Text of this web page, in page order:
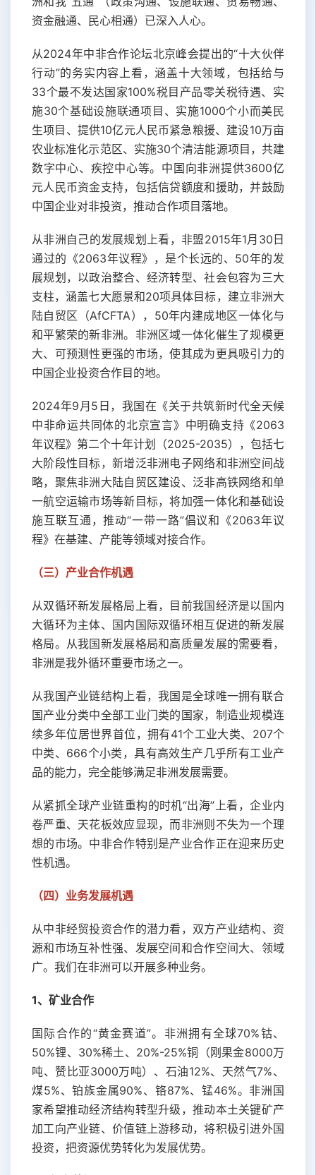
资金融通、民心相通）已深入人心。
从2024年中非合作论坛北京峰会提出的“十大伙伴
行动”的务实内容上看，涵盖十大领域，包括给与
33个最不发达国家100%税目产品零关税待遇、实
施30个基础设施联通项目、实施1000个小而美民
生项目、提供10亿元人民币紧急粮援、建设10万亩
农业标准化示范区、实施30个清洁能源项目，共建
数字中心、疾控中心等。中国向非洲提供3600亿
元人民币资金支持，包括信贷额度和援助，并鼓励
中国企业对非投资，推动合作项目落地。
从非洲自己的发展规划上看，非盟2015年1月30日
通过的《2063年议程》，是个长远的、50年的发
展规划，以政治整合、经济转型、社会包容为三大
支柱，涵盖七大愿景和20项具体目标，建立非洲大
陆自贸区（AfCFTA），50年内建成地区一体化与
和平繁荣的新非洲。非洲区域一体化催生了规模更
大、可预测性更强的市场，使其成为更具吸引力的
中国企业投资合作目的地。
2024年9月5日，我国在《关于共筑新时代全天候
中非命运共同体的北京宣言》中明确支持《2063
年议程》第二个十年计划（2025-2035），包括七
大阶段性目标，新增泛非洲电子网络和非洲空间战
略，聚焦非洲大陆自贸区建设、泛非高铁网络和单
一航空运输市场等新目标，将加强一体化和基础设
施互联互通，推动“一带一路”倡议和《2063年议
程》在基建、产能等领域对接合作。
（三）产业合作机遇
从双循环新发展格局上看，目前我国经济是以国内
大循环为主体、国内国际双循环相互促进的新发展
格局。从我国新发展格局和高质量发展的需要看，
非洲是我外循环重要市场之一。
从我国产业链结构上看，我国是全球唯一拥有联合
国产业分类中全部工业门类的国家，制造业规模连
续多年位居世界首位，拥有41个工业大类、207个
中类、666个小类，具有高效生产几乎所有工业产
品的能力，完全能够满足非洲发展需要。
从紧抓全球产业链重构的时机“出海”上看，企业内
卷严重、天花板效应显现，而非洲则不失为一个理
想的市场。中非合作特别是产业合作正在迎来历史
性机遇。
（四）业务发展机遇
从中非经贸投资合作的潜力看，双方产业结构、资
源和市场互补性强、发展空间和合作空间大、领域
广。我们在非洲可以开展多种业务。
1、矿业合作
国际合作的“黄金赛道”。非洲拥有全球70%钴、
50%锂、30%稀土、20%-25%铜（刚果金8000万
吨、赞比亚3000万吨）、石油12%、天然气7%、
煤5%、铂族金属90%、铬87%、锰46%。非洲国
家希望推动经济结构转型升级，推动本土关键矿产
加工向产业链、价值链上游移动，将积极引进外国
投资，把资源优势转化为发展优势。